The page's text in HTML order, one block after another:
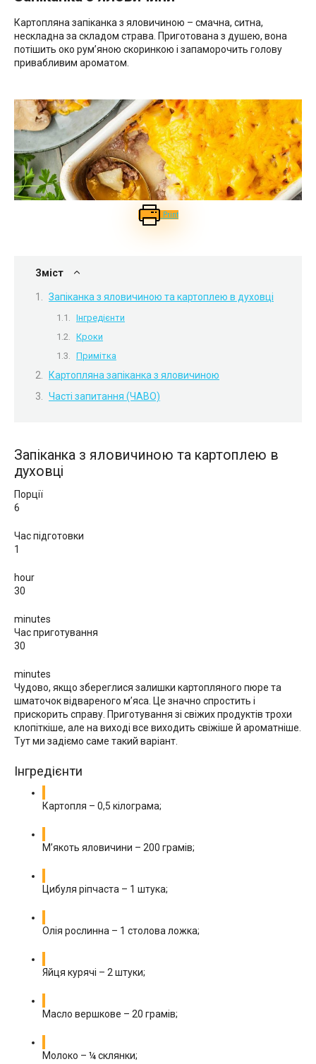
Картопляна запіканка з яловичиною – смачна, ситна,
нескладна за складом страва. Приготована з душею, вона
потішить око рум’яною скоринкою і запаморочить голову
привабливим ароматом.
Print
Зміст
Запіканка з яловичиною та картоплею в духовці
Інгредієнти
Кроки
Примітка
Картопляна запіканка з яловичиною
Часті запитання (ЧАВО)
Запіканка з яловичиною та картоплею в
духовці
Порції
6
Час підготовки
1
hour
30
minutes
Час приготування
30
minutes
Чудово, якщо збереглися залишки картопляного пюре та
шматочок відвареного м’яса. Це значно спростить і
прискорить справу. Приготування зі свіжих продуктів трохи
клопіткіше, але на виході все виходить свіжіше й ароматніше.
Тут ми задіємо саме такий варіант.
Інгредієнти
Картопля – 0,5 кілограма;
М’якоть яловичини – 200 грамів;
Цибуля ріпчаста – 1 штука;
Олія рослинна – 1 столова ложка;
Яйця курячі – 2 штуки;
Масло вершкове – 20 грамів;
Молоко – ¼ склянки;